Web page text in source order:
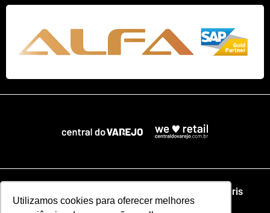
Utilizamos cookies para oferecer melhores
NRF Paris